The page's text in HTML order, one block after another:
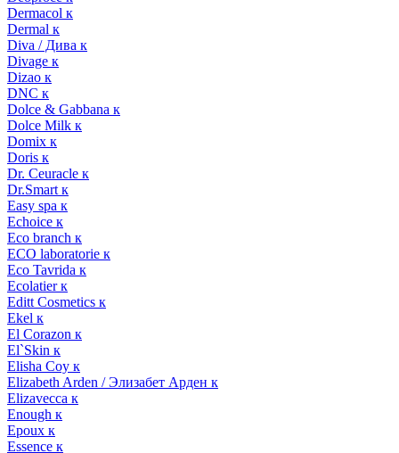
Dermacol к
Dermal к
Diva / Дива к
Divage к
Dizao к
DNC к
Dolce & Gabbana к
Dolce Milk к
Domix к
Doris к
Dr. Ceuracle к
Dr.Smart к
Easy spa к
Echoice к
Eco branch к
ECO laboratorie к
Eco Tavrida к
Ecolatier к
Editt Cosmetics к
Ekel к
El Corazon к
El`Skin к
Elisha Coy к
Elizabeth Arden / Элизабет Арден к
Elizavecca к
Enough к
Epoux к
Essence к